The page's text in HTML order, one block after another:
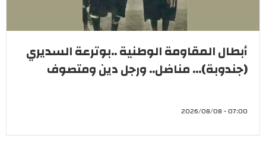
أبطال المقاومة الوطنية ..بوترعة السديري
(جندوبة)... مناضل.. ورجل دين ومتصوف
07:00 - 2026/08/08